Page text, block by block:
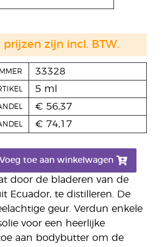
door de bladeren van de
Ecuador, te distilleren. De
geur. Verdun enkele
voor een heerlijke
aan bodybutter om de
33328
5 ml
€ 56,37
€ 74,17
Voeg toe aan winkelwagen
zijn incl. BTW.